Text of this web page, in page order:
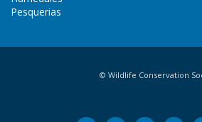
Pesquerias
© Wildlife Conservation